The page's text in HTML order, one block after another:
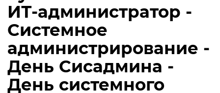
ИТ-администратор -
Системное
администрирование -
День Сисадмина -
День системного